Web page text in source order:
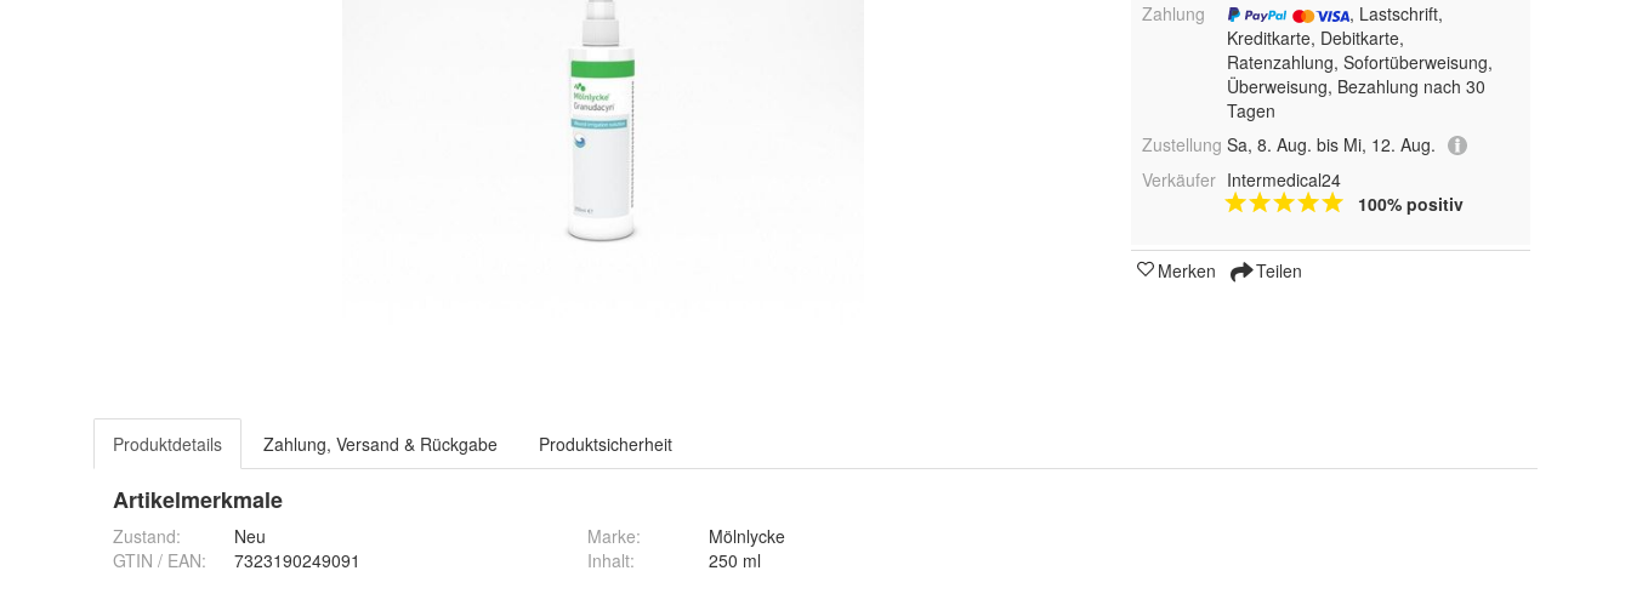
Zahlung
, Lastschrift,
Kreditkarte, Debitkarte,
Ratenzahlung, Sofortüberweisung,
Überweisung, Bezahlung nach 30
Tagen
Zustellung Sa, 8. Aug. bis Mi, 12. Aug.
Verkäufer Intermedical24
100% positiv
Merken Teilen
Produktdetails Zahlung, Versand & Rückgabe Produktsicherheit
Artikelmerkmale
Zustand:
Neu
GTIN / EAN:
7323190249091
Marke:
Mölnlycke
Inhalt: 250 ml